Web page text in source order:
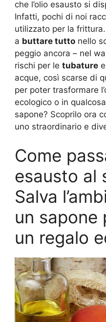
che l’olio esausto si
Infatti, pochi di noi
utilizzato per la
a buttare tutto nello
peggio ancora – nel
rischi per le tubature
acque, così scarse di
per poter trasformare
ecologico o in
sapone? Scoprilo ora
uno straordinario e
Come
esausto al
Salva
un
un regalo